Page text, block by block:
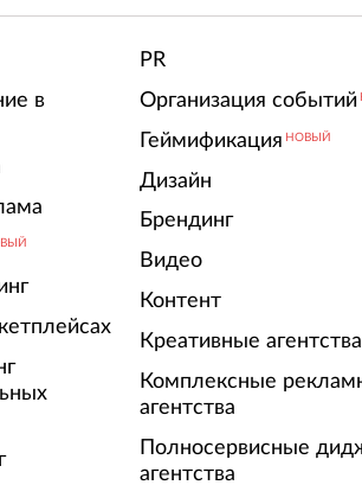
в
PR
Организация событий
Геймификация НОВЫЙ
Дизайн
Брендинг
Видео
Контент
Креативные агентства
Комплексные
агентства
Полносервисные
агентства